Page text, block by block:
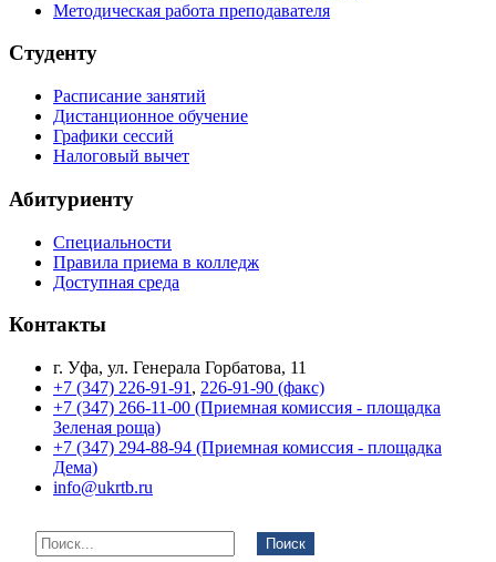
Методическая работа преподавателя
Студенту
Расписание занятий
Дистанционное обучение
Графики сессий
Налоговый вычет
Абитуриенту
Специальности
Правила приема в колледж
Доступная среда
Контакты
г. Уфа, ул. Генерала Горбатова, 11
+7 (347) 226-91-91 , 226-91-90 (факс)
+7 (347) 266-11-00 (Приемная комиссия - площадка
Зеленая роща)
+7 (347) 294-88-94 (Приемная комиссия - площадка
Дема)
info@ukrtb.ru
Поиск